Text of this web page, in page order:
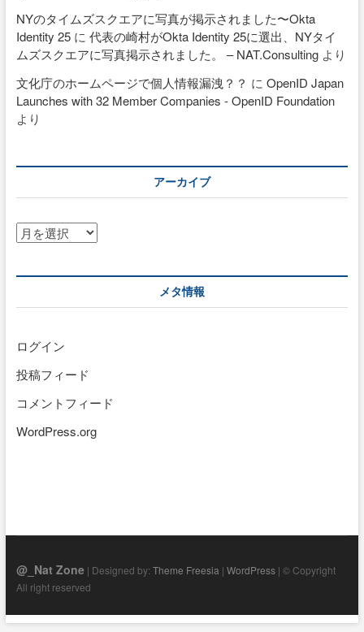
NYのタイムズスクエアに写真が掲示されました〜Okta
Identity 25に 代表の崎村がOkta Identity 25に選出、NYタイ
ムズスクエアに写真掲示されました。 – NAT.Consultingより
文化庁のホームページで個人情報漏洩？？ に OpenID Japan
Launches with 32 Member Companies - OpenID Foundation
より
アーカイブ
ア
ー
メタ情報
ログイン
投稿フィード
コメントフィード
WordPress.org
@_Nat Zone| Designed by: Theme Freesia | WordPress| © Copyright
All right reserved